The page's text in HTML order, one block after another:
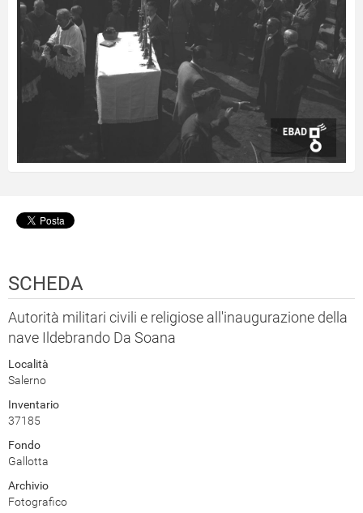
SCHEDA
Autorità militari civili e religiose all'inaugurazione della
nave Ildebrando Da Soana
Località
Salerno
Inventario
37185
Fondo
Gallotta
Archivio
Fotografico